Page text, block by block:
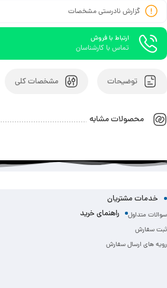
گزارش نادرستی مشخصات
ارتباط با فروش
تماس با کارشناسان
توضیحات مشخصات کلی
محصولات مشابه
خدمات مشتریان
سوالات متداول راهنمای خرید
ثبت سفارش
رویه های ارسال سفارش